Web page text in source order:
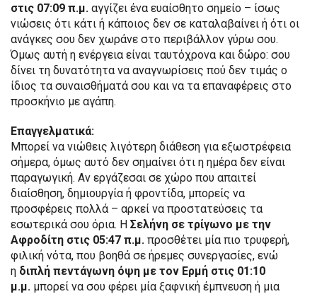
στις 07:09 π.μ. αγγίζει ένα ευαίσθητο σημείο – ίσως
νιώσεις ότι κάτι ή κάποιος δεν σε καταλαβαίνει ή ότι οι
ανάγκες σου δεν χωράνε στο περιβάλλον γύρω σου.
Όμως αυτή η ενέργεια είναι ταυτόχρονα και δώρο: σου
δίνει τη δυνατότητα να αναγνωρίσεις πού δεν τιμάς ο
ίδιος τα συναισθήματά σου και να τα επαναφέρεις στο
προσκήνιο με αγάπη.
Επαγγελματικά:
Μπορεί να νιώθεις λιγότερη διάθεση για εξωστρέφεια
σήμερα, όμως αυτό δεν σημαίνει ότι η ημέρα δεν είναι
παραγωγική. Αν εργάζεσαι σε χώρο που απαιτεί
διαίσθηση, δημιουργία ή φροντίδα, μπορείς να
προσφέρεις πολλά – αρκεί να προστατεύσεις τα
εσωτερικά σου όρια. Η Σελήνη σε τρίγωνο με την
Αφροδίτη στις 05:47 π.μ. προσθέτει μία πιο τρυφερή,
φιλική νότα, που βοηθά σε ήρεμες συνεργασίες, ενώ
η διπλή πεντάγωνη όψη με τον Ερμή στις 01:10
μ.μ. μπορεί να σου φέρει μία ξαφνική έμπνευση ή μια